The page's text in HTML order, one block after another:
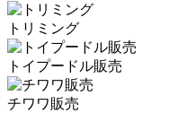
トリミング
トイプードル販売
チワワ販売